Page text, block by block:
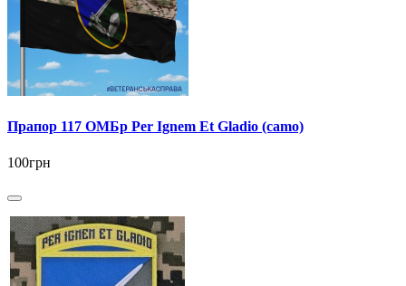
Прапор 117 ОМБр Per Ignem Et Gladio (camo)
100грн